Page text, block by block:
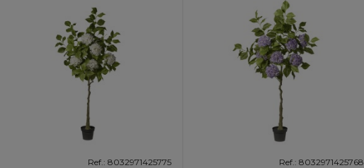
Ref.: 8032971425775 Ref.: 8032971425768